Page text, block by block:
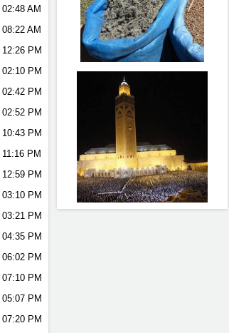
02:48 AM
08:22 AM
12:26 PM
02:10 PM
02:42 PM
02:52 PM
10:43 PM
11:16 PM
12:59 PM
03:10 PM
03:21 PM
04:35 PM
06:02 PM
07:10 PM
05:07 PM
07:20 PM